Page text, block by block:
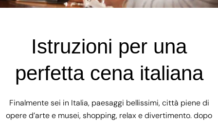
Istruzioni per una
perfetta cena italiana
Finalmente sei in Italia, paesaggi bellissimi, città piene di
opere d’arte e musei, shopping, relax e divertimento. dopo